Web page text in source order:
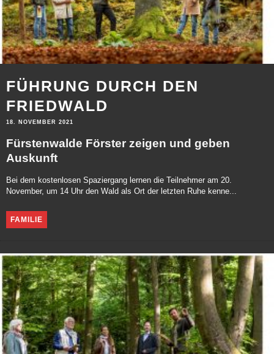
FÜHRUNG DURCH DEN
FRIEDWALD
18. NOVEMBER 2021
Fürstenwalde Förster zeigen und geben
Auskunft
Bei dem kostenlosen Spaziergang lernen die Teilnehmer am 20.
November, um 14 Uhr den Wald als Ort der letzten Ruhe kenne...
FAMILIE